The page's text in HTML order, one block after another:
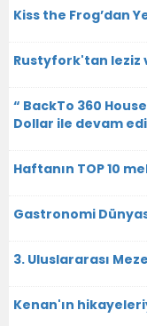
Kiss the Frog’dan
Rustyfork'tan leziz
“ BackTo 360
Dollar ile devam
Haftanın TOP 10
Gastronomi
3. Uluslararası
Kenan'ın